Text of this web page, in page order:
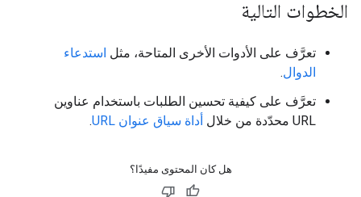
الخطوات التالية
تعرَّف على الأدوات الأخرى المتاحة، مثل استدعاء
الدوال.
تعرَّف على كيفية تحسين الطلبات باستخدام عناوين
URL محدّدة من خلال
أداة سياق عنوان URL .
هل كان المحتوى مفيدًا؟